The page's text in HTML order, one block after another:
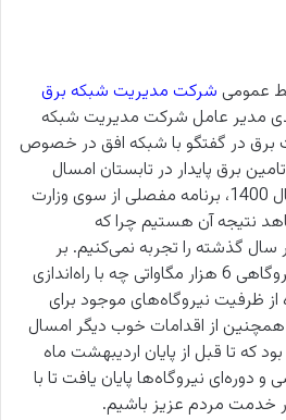
عمومی شرکت مدیریت شبکه برق
مدیر عامل شرکت مدیریت شبکه
برق در گفتگو با شبکه افق در خصوص
برق پایدار در تابستان امسال
گفت: بعد از دوره اوج بار سال 1400، برنامه مفصلی از سوی وزارت
نتیجه آن هستیم چرا که
گذشته را تجربه نمی‌کنیم. بر
اساس این برنامه توسعه نیروگاهی 6 هزار مگاواتی چه با راه‌اندازی
ظرفیت نیروگاه‌های موجود برای
و همچنین از اقدامات خوب دیگر امسال
که تا قبل از پایان اردیبهشت ماه
دوره‌ای نیروگاه‌ها پایان یافت تا با
خدمت مردم عزیز باشیم.